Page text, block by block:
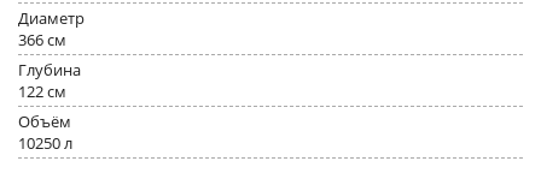
Диаметр
366 см
Глубина
122 см
Объём
10250 л